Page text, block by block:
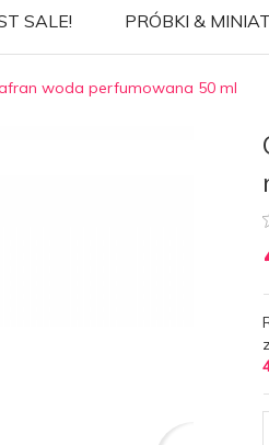
SALE! PRÓBKI &
woda perfumowana 50 ml